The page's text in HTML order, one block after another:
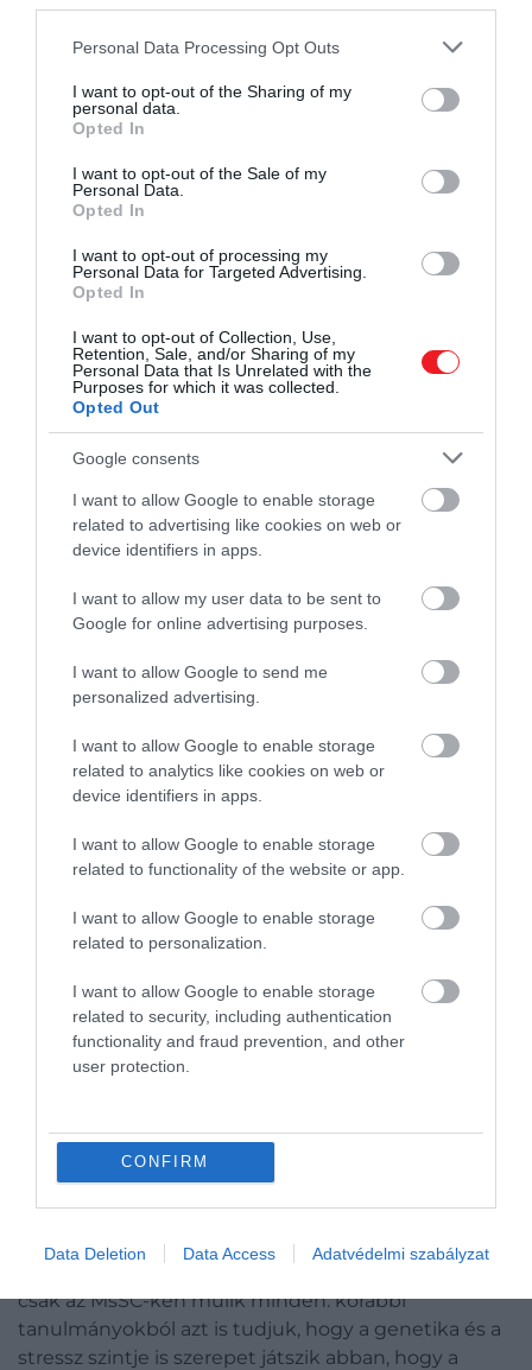
Please note that this website/app uses one or more Google
not limited to your visit or usage behaviour. You may click to
grant or deny consent to Google and its third-party tags to
use your data for below specified purposes in below Google
consent section.
Personal Data Processing Opt Outs
I want to opt-out of the Sharing of my
personal data.
Opted In
I want to opt-out of the Sale of my
Personal Data.
Opted In
I want to opt-out of processing my
Personal Data for Targeted Advertising.
Opted In
I want to opt-out of Collection, Use,
Retention, Sale, and/or Sharing of my
Personal Data that Is Unrelated with the
Purposes for which it was collected.
Opted Out
Google consents
I want to allow Google to enable storage
related to advertising like cookies on web or
device identifiers in apps.
I want to allow my user data to be sent to
Google for online advertising purposes.
I want to allow Google to send me
personalized advertising.
I want to allow Google to enable storage
related to analytics like cookies on web or
device identifiers in apps.
I want to allow Google to enable storage
related to functionality of the website or app.
I want to allow Google to enable storage
related to personalization.
I want to allow Google to enable storage
related to security, including authentication
functionality and fraud prevention, and other
user protection.
CONFIRM
Data Deletion Data Access Adatvédelmi szabályzat
hajhagymákban, de lehetséges, hogy ugyanezek a
esetében is. A későbbiekben ez a kutatás akár a haj
kezelésének új módját is kínálhatja, hogy az ne
veszítse el a színét.
Ezek az eredmények egy új
amelyben a
dedifferenciálódás szerves
homeosztatikus őssejt-
sugallják, hogy a McSC
mobilitásának modulálása
új megközelítést jelenthet a
hajszálak őszülésének
– írják a kutatók a közzétett tanulmányukban.
Magyarul, az MsSC-k képesek mozogni, hogy olyan
módon változtassák meg állapotukat, ahogyan más
őssejtek nem, és úgy tűnik, hogy ez a mobilitás és
folyamatos termeléséhez a melanocitákon
keresztül.
A szőrtüsző őssejteknek nem szükséges
mozogniuk ahhoz, hogy tüszősejtekké alakuljanak
át. Így a kutatók szerint amíg a melanocita
generáció leáll, maga a tüsző továbbra is képes új
Ez részben megmagyarázza, hogy miért nőhet
tovább a hajunk még akkor is, ha elveszíti a színét.
Érdemes megjegyezni, hogy itt más
csak az MsSC-ken múlik minden: korábbi
tanulmányokból azt is tudjuk, hogy a genetika és a
stressz szintje is szerepet játszik abban, hogy a